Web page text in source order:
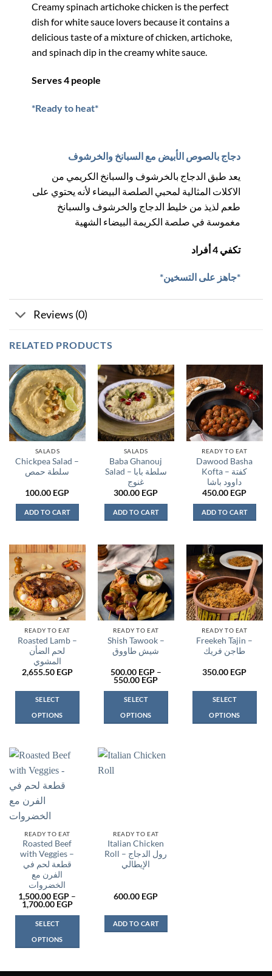
Creamy spinach artichoke chicken is the perfect
dish for white sauce lovers because it contains a
delicious taste of a mixture of chicken, artichoke,
and spinach dip in the creamy white sauce.
Serves 4 people
*Ready to heat*
دجاج بالصوص الأبيض مع السبانخ والخرشوف
يعد طبق الدجاج بالخرشوف والسبانخ الكريمي من
الاكلات المثالية لمحبي الصلصة البيضاء لأنه يحتوي على
طعم لذيذ من خليط الدجاج والخرشوف والسبانخ
مغموسة في صلصة الكريمة البيضاء الشهية
تكفي 4 أفراد
*جاهز على التسخين*
Reviews (0)
RELATED PRODUCTS
SALADS
Chickpea Salad –
سلطة حمص
100.00 EGP
ADD TO CART
SALADS
Baba Ghanouj
Salad – سلطة بابا
غنوج
300.00 EGP
ADD TO CART
READY TO EAT
Dawood Basha
Kofta – كفتة
داوود باشا
450.00 EGP
ADD TO CART
READY TO EAT
Roasted Lamb –
لحم الضأن
المشوي
2,655.50 EGP
SELECT
OPTIONS
has
multiple
variants.
may
be
chosen
on
the
product
page
READY TO EAT
Shish Tawook –
شيش طاووق
500.00 EGP –
550.00 EGPPrice
SELECT
OPTIONS
has
be
chosen
on
the
page
READY TO EAT
Freekeh Tajin –
طاجن فريك
350.00 EGP
SELECT
OPTIONS
READY TO EAT
Roasted Beef
with Veggies –
قطعة لحم في
الفرن مع
الخضروات
1,500.00 EGP –
1,700.00 EGPPrice
1,500.00 EGP
1,700.00 EGP
SELECT
OPTIONS
READY TO EAT
Italian Chicken
Roll – رول الدجاج
الإيطالي
600.00 EGP
ADD TO CART